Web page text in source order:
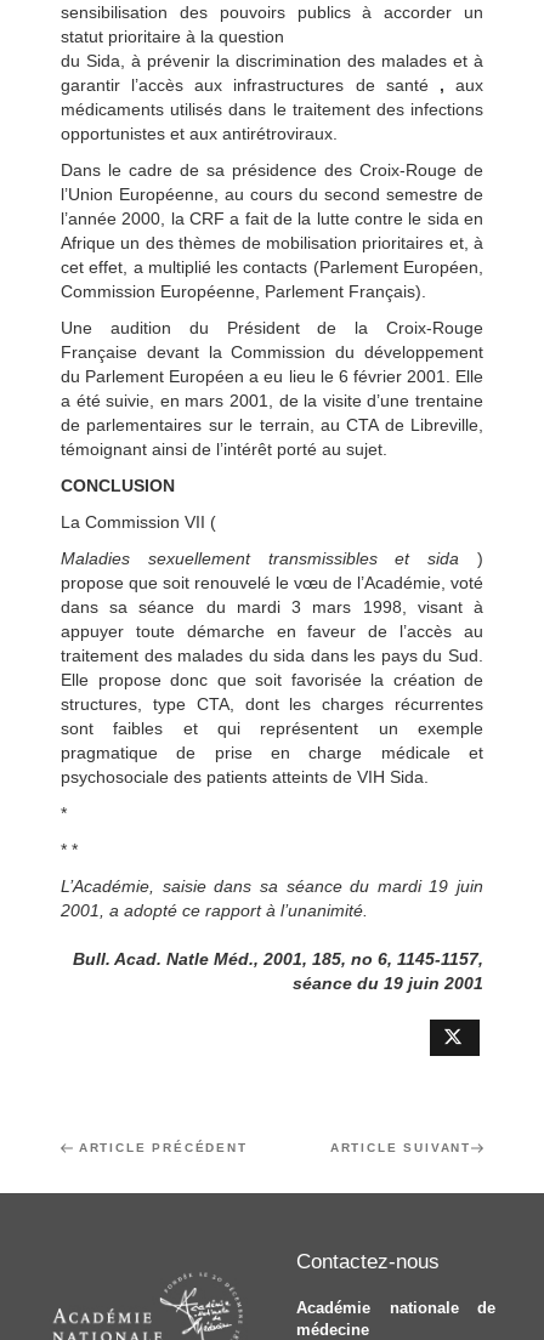
sensibilisation des pouvoirs publics à accorder un
statut prioritaire à la question
du Sida, à prévenir la discrimination des malades et à
garantir l’accès aux infrastructures de santé,aux
médicaments utilisés dans le traitement des infections
opportunistes et aux antirétroviraux.
Dans le cadre de sa présidence des Croix-Rouge de
l’Union Européenne, au cours du second semestre de
l’année 2000, la CRF a fait de la lutte contre le sida en
Afrique un des thèmes de mobilisation prioritaires et, à
cet effet, a multiplié les contacts (Parlement Européen,
Commission Européenne, Parlement Français).
Une audition du Président de la Croix-Rouge
Française devant la Commission du développement
du Parlement Européen a eu lieu le 6 février 2001. Elle
a été suivie, en mars 2001, de la visite d’une trentaine
de parlementaires sur le terrain, au CTA de Libreville,
témoignant ainsi de l’intérêt porté au sujet.
CONCLUSION
La Commission VII (
Maladies sexuellement transmissibles et sida )
propose que soit renouvelé le vœu de l’Académie, voté
dans sa séance du mardi 3 mars 1998, visant à
appuyer toute démarche en faveur de l’accès au
traitement des malades du sida dans les pays du Sud.
Elle propose donc que soit favorisée la création de
structures, type CTA, dont les charges récurrentes
sont faibles et qui représentent un exemple
pragmatique de prise en charge médicale et
psychosociale des patients atteints de VIH Sida.
*
* *
L’Académie, saisie dans sa séance du mardi 19 juin
2001, a adopté ce rapport à l’unanimité.
Bull. Acad. Natle Méd., 2001, 185, no 6, 1145-1157,
séance du 19 juin 2001
Navigation
l’article
Article
ARTICLE PRÉCÉDENT
Article
ARTICLE SUIVANT
Contactez-nous
Académie nationale de
médecine